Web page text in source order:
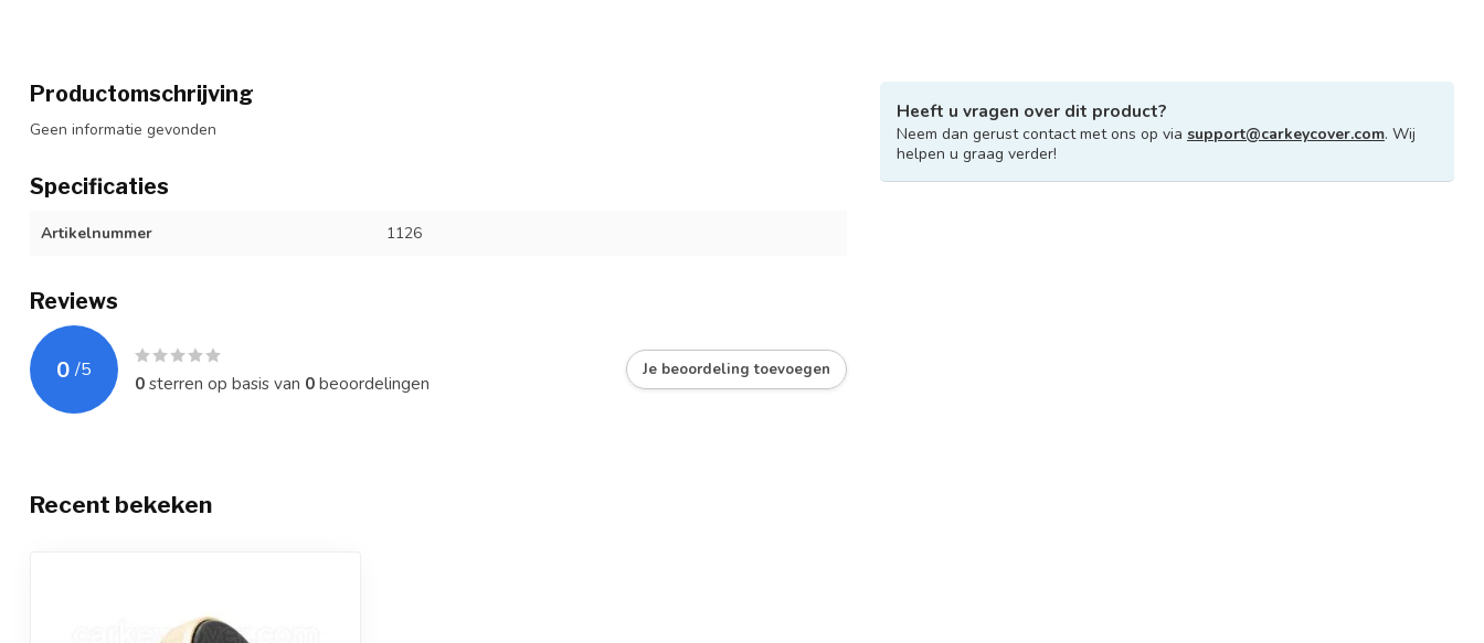
Productomschrijving
Geen informatie gevonden
Specificaties
Artikelnummer 1126
Reviews
0 /5
0sterren op basis van 0beoordelingen
Je beoordeling toevoegen
Heeft u vragen over dit product?
Neem dan gerust contact met ons op via support@carkeycover.com. Wij
helpen u graag verder!
Recent bekeken